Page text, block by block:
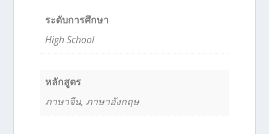
ระดับการศึกษา
High School
หลักสูตร
ภาษาจีน, ภาษาอังกฤษ